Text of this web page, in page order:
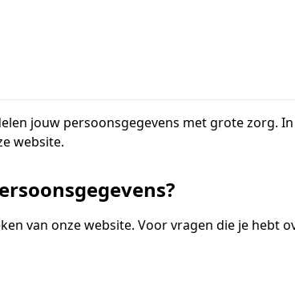
jouw persoonsgegevens met grote zorg.
website.
van onze website. Voor vragen die je hebt